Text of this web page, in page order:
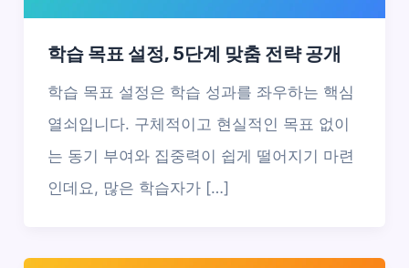
학습 목표 설정, 5단계 맞춤 전략 공개
학습 목표 설정은 학습 성과를 좌우하는 핵심
열쇠입니다. 구체적이고 현실적인 목표 없이
는 동기 부여와 집중력이 쉽게 떨어지기 마련
인데요, 많은 학습자가 […]